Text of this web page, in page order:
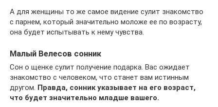
А для женщины то же самое видение сулит знакомство
с парнем, который значительно моложе ее по возрасту,
она будет испытывать к нему чувства.
Малый Велесов сонник
Сон о щенке сулит получение подарка. Вас ожидает
знакомство с человеком, что станет вам истинным
другом. Правда, сонник указывает на его возраст,
что будет значительно младше вашего.